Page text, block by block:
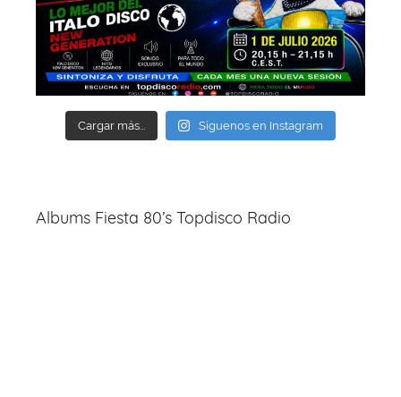
Cargar más... Síguenos en Instagram
Albums Fiesta 80’s Topdisco Radio